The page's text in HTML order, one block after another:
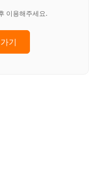
이용해주세요.
기